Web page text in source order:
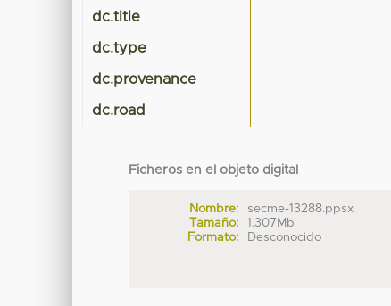
dc.title
dc.type
dc.provenance
dc.road
Ficheros en el objeto digital
Nombre:
secme-13288.ppsx
Tamaño:
1.307Mb
Formato:
Desconocido